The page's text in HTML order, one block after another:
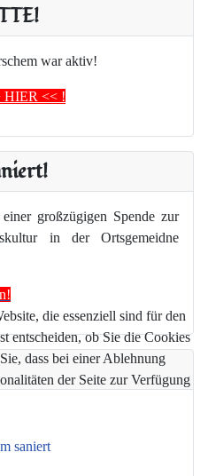
war aktiv!
HIER << !
großzügigen Spende zur
in der Ortsgemeidne
saniert
die essenziell sind für den
entscheiden, ob Sie die Cookies
dass bei einer Ablehnung
der Seite zur Verfügung